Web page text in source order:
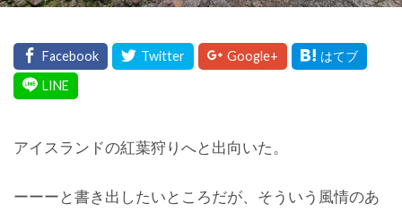
アイスランドの紅葉狩りへと出向いた。
ーーーと書き出したいところだが、そういう風情のあ